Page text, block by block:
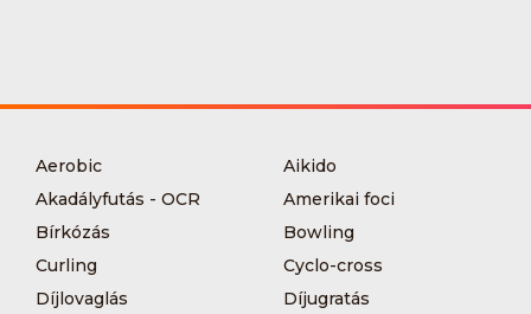
Aerobic
Aikido
Akadályfutás - OCR
Amerikai foci
Bírkózás
Bowling
Curling
Cyclo-cross
Díjlovaglás
Díjugratás